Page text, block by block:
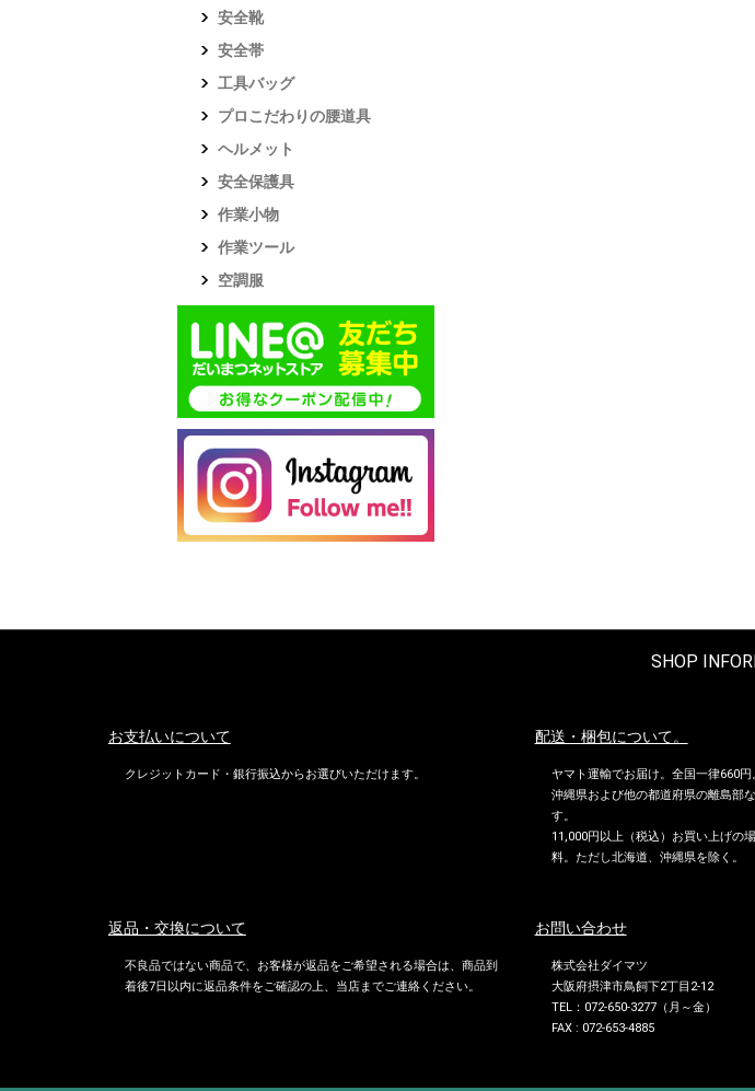
安全靴
安全帯
工具バッグ
プロこだわりの腰道具
ヘルメット
安全保護具
作業小物
作業ツール
空調服
SHOP
お支払いについて
クレジットカード・銀行振込からお選びいただけます。
配送・梱包について。
ヤマト運輸でお届け。全国一律660円
沖縄県および他の都道府県の離島部
す。
11,000円以上（税込）お買い上げの
料。ただし北海道、沖縄県を除く。
返品・交換について
不良品ではない商品で、お客様が返品をご希望される場合は、商品到
着後7日以内に返品条件をご確認の上、当店までご連絡ください。
お問い合わせ
株式会社ダイマツ
大阪府摂津市鳥飼下2丁目2-12
TEL：072-650-3277（月～金）
FAX : 072-653-4885